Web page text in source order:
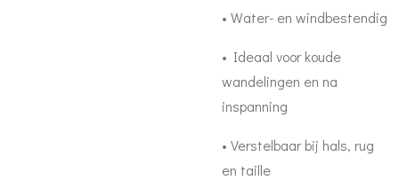
• Water- en windbestendig
• Ideaal voor koude
wandelingen en na
inspanning
• Verstelbaar bij hals, rug
en taille